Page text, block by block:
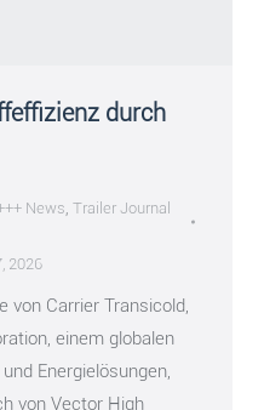
durch
News, Trailer Journal
2026
von Carrier Transicold,
einem globalen
Energielösungen,
von Vector High